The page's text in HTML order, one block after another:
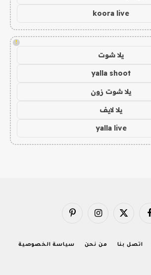
koora live
!
يلا شوت
yalla shoot
يلا شوت زون
يلا لايف
yalla live
فيسبوك X
الانستغرامبينتيريست
اتصل بنا من نحن سياسة الخصوصية